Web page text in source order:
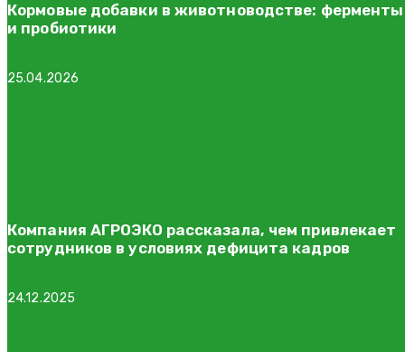
Кормовые добавки в животноводстве: ферменты
и пробиотики
25.04.2026
Компания АГРОЭКО рассказала, чем привлекает
сотрудников в условиях дефицита кадров
24.12.2025